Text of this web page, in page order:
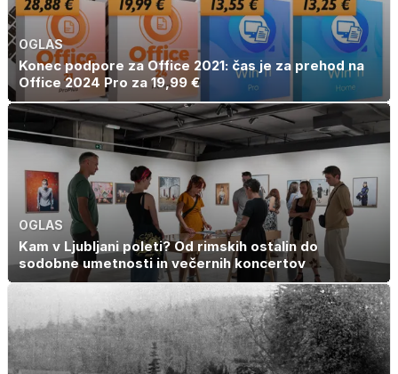
OGLAS
Konec podpore za Office 2021: čas je za prehod na
Office 2024 Pro za 19,99 €
OGLAS
Kam v Ljubljani poleti? Od rimskih ostalin do
sodobne umetnosti in večernih koncertov